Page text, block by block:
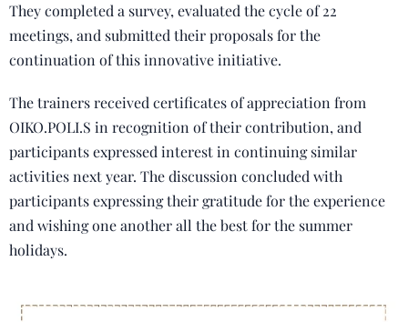
They completed a survey, evaluated the cycle of 22
meetings, and submitted their proposals for the
continuation of this innovative initiative.
The trainers received certificates of appreciation from
OIKO.POLI.S in recognition of their contribution, and
participants expressed interest in continuing similar
activities next year. The discussion concluded with
participants expressing their gratitude for the experience
and wishing one another all the best for the summer
holidays.